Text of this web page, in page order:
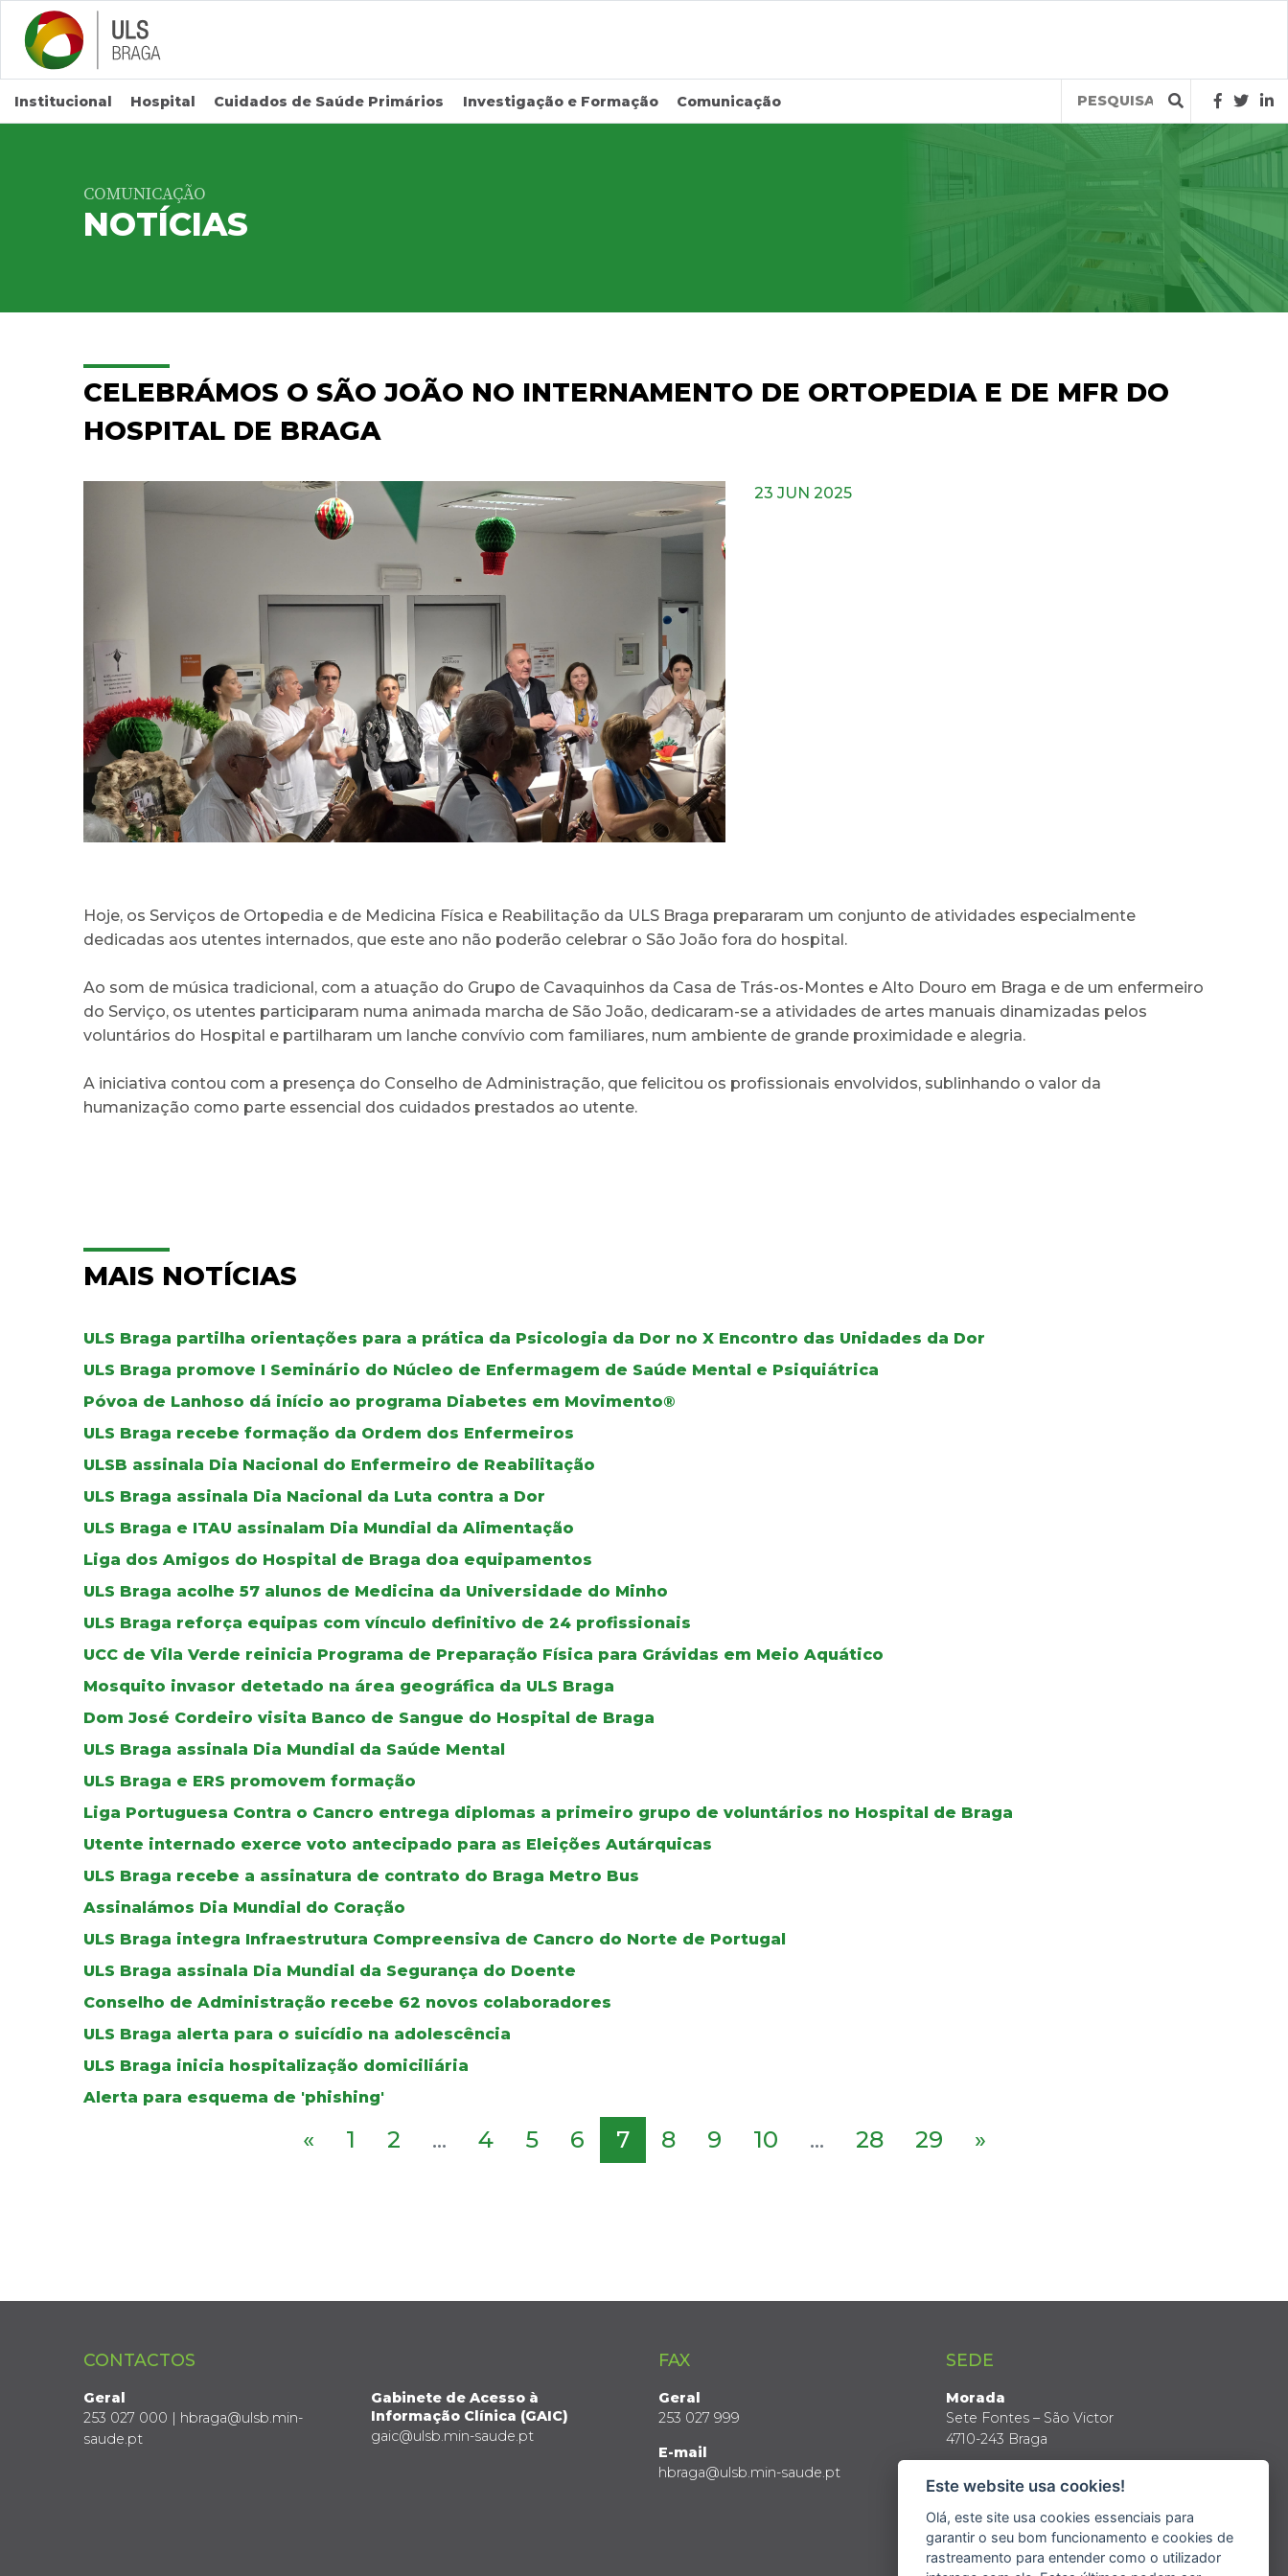
Saltar para conteúdo principal
Institucional Hospital Cuidados de Saúde Primários Investigação e Formação Comunicação
Query
COMUNICAÇÃO
NOTÍCIAS
CELEBRÁMOS O SÃO JOÃO NO INTERNAMENTO DE ORTOPEDIA E DE MFR DO
HOSPITAL DE BRAGA
23 JUN 2025
Hoje, os Serviços de Ortopedia e de Medicina Física e Reabilitação da ULS Braga prepararam um conjunto de atividades especialmente
dedicadas aos utentes internados, que este ano não poderão celebrar o São João fora do hospital.
Ao som de música tradicional, com a atuação do Grupo de Cavaquinhos da Casa de Trás-os-Montes e Alto Douro em Braga e de um enfermeiro
do Serviço, os utentes participaram numa animada marcha de São João, dedicaram-se a atividades de artes manuais dinamizadas pelos
voluntários do Hospital e partilharam um lanche convívio com familiares, num ambiente de grande proximidade e alegria.
A iniciativa contou com a presença do Conselho de Administração, que felicitou os profissionais envolvidos, sublinhando o valor da
humanização como parte essencial dos cuidados prestados ao utente.
MAIS NOTÍCIAS
ULS Braga partilha orientações para a prática da Psicologia da Dor no X Encontro das Unidades da Dor
ULS Braga promove I Seminário do Núcleo de Enfermagem de Saúde Mental e Psiquiátrica
Póvoa de Lanhoso dá início ao programa Diabetes em Movimento®
ULS Braga recebe formação da Ordem dos Enfermeiros
ULSB assinala Dia Nacional do Enfermeiro de Reabilitação
ULS Braga assinala Dia Nacional da Luta contra a Dor
ULS Braga e ITAU assinalam Dia Mundial da Alimentação
Liga dos Amigos do Hospital de Braga doa equipamentos
ULS Braga acolhe 57 alunos de Medicina da Universidade do Minho
ULS Braga reforça equipas com vínculo definitivo de 24 profissionais
UCC de Vila Verde reinicia Programa de Preparação Física para Grávidas em Meio Aquático
Mosquito invasor detetado na área geográfica da ULS Braga
Dom José Cordeiro visita Banco de Sangue do Hospital de Braga
ULS Braga assinala Dia Mundial da Saúde Mental
ULS Braga e ERS promovem formação
Liga Portuguesa Contra o Cancro entrega diplomas a primeiro grupo de voluntários no Hospital de Braga
Utente internado exerce voto antecipado para as Eleições Autárquicas
ULS Braga recebe a assinatura de contrato do Braga Metro Bus
Assinalámos Dia Mundial do Coração
ULS Braga integra Infraestrutura Compreensiva de Cancro do Norte de Portugal
ULS Braga assinala Dia Mundial da Segurança do Doente
Conselho de Administração recebe 62 novos colaboradores
ULS Braga alerta para o suicídio na adolescência
ULS Braga inicia hospitalização domiciliária
Alerta para esquema de 'phishing'
« 1 2 ... 4 5 6 7 8 9 10 ... 28 29 »
CONTACTOS
Geral
253 027 000 | hbraga@ulsb.min-
saude.pt
Gabinete de Acesso à
Informação Clínica (GAIC)
gaic@ulsb.min-saude.pt
FAX
Geral
253 027 999
E-mail
hbraga@ulsb.min-saude.pt
SEDE
Morada
Sete Fontes – São Victor
4710-243 Braga
Latitude: 41º 34’ N
Longitude: 8º 24’ W
Este website usa cookies!
Olá, este site usa cookies essenciais para
garantir o seu bom funcionamento e cookies de
rastreamento para entender como o utilizador